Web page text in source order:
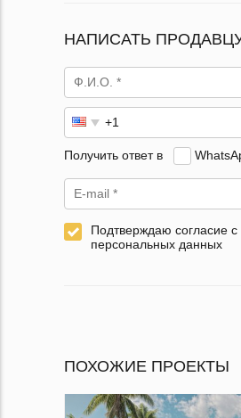
НАПИСАТЬ
Получить ответ в
Подтверждаю согласие
персональных данных
ПОХОЖИЕ ПРОЕКТЫ